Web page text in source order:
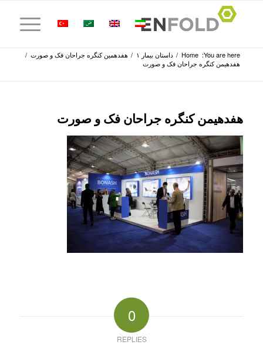
You are here:
Home
/ داستان بیمار ۱ / هفدهمین کنگره جراحان فک و صورت /
هفدهیمن کنگره جراحان فک و صورت
هفدهیمن کنگره جراحان فک و صورت
0
REPLIES